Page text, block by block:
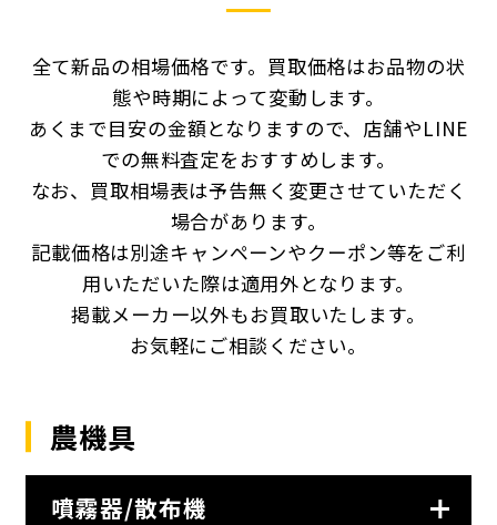
全て新品の相場価格です。買取価格はお品物の状
態や時期によって変動します。
あくまで目安の金額となりますので、店舗やLINE
での無料査定をおすすめします。
なお、買取相場表は予告無く変更させていただく
場合があります。
記載価格は別途キャンペーンやクーポン等をご利
用いただいた際は適用外となります。
掲載メーカー以外もお買取いたします。
お気軽にご相談ください。
農機具
噴霧器/散布機